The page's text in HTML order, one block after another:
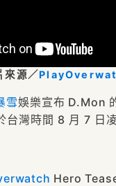
來源／
雪娛樂宣布 D.Mon
台灣時間 8 月 7 日
Hero